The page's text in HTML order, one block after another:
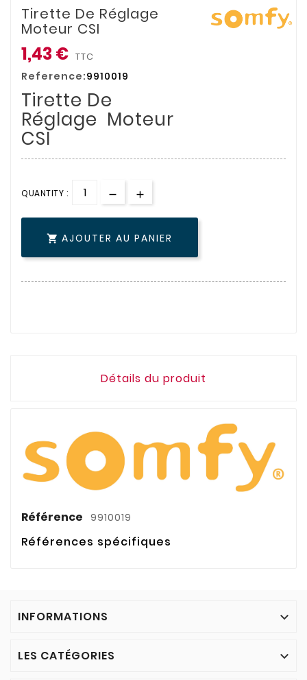
Tirette De Réglage
Moteur CSI
1,43 € TTC
Reference:9910019
Tirette De
Réglage Moteur
CSI
QUANTITY :
 AJOUTER AU PANIER
Détails du produit
Référence 9910019
Références spécifiques
INFORMATIONS 
LES CATÉGORIES 